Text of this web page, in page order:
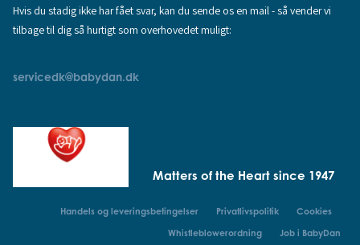
Hvis du stadig ikke har fået svar, kan du sende os en mail - så vender vi
tilbage til dig så hurtigt som overhovedet muligt:
servicedk@babydan.dk
Matters of the Heart since 1947
Handels og leveringsbetingelser Privatlivspolitik
Cookies
Whistleblowerordning
Job i BabyDan